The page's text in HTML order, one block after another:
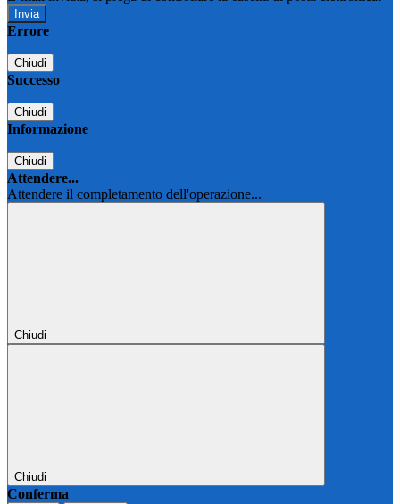
Errore
Chiudi
Successo
Chiudi
Informazione
Chiudi
Attendere...
Attendere il completamento dell'operazione...
Chiudi
Chiudi
Conferma